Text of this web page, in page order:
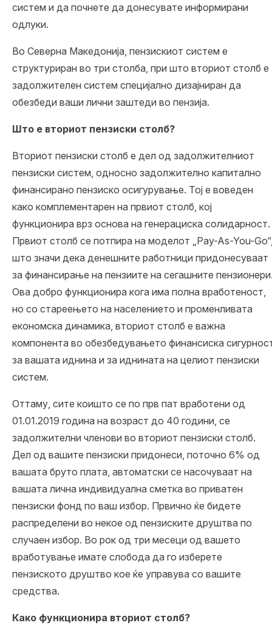
систем и да почнете да донесувате информирани
одлуки.
Во Северна Македонија, пензискиот систем е
структуриран во три столба, при што вториот столб е
задолжителен систем специјално дизајниран да
обезбеди ваши лични заштеди во пензија.
Што е вториот пензиски столб?
Вториот пензиски столб е дел од задолжителниот
пензиски систем, односно задолжително капитално
финансирано пензиско осигурување. Тој е воведен
како комплементарен на првиот столб, кој
функционира врз основа на генерациска солидарност.
Првиот столб се потпира на моделот „Pay-As-You-
што значи дека денешните работници придонесуваат
за финансирање на пензиите на сегашните
Ова добро функционира кога има полна вработеност,
но со стареењето на населението и променливата
економска динамика, вториот столб е важна
компонента во обезбедувањето финансиска
за вашата иднина и за иднината на целиот пензиски
систем.
Оттаму, сите коишто се по прв пат вработени од
01.01.2019 година на возраст до 40 години, се
задолжителни членови во вториот пензиски столб.
Дел од вашите пензиски придонеси, поточно 6% од
вашата бруто плата, автоматски се насочуваат на
вашата лична индивидуална сметка во приватен
пензиски фонд по ваш избор. Првично ќе бидете
распределени во некое од пензиските друштва по
случаен избор. Во рок од три месеци од вашето
вработување имате слобода да го изберете
пензиското друштво кое ќе управува со вашите
средства.
Како функционира вториот столб?